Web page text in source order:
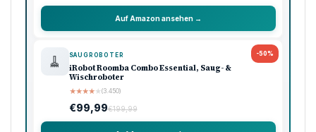
Auf Amazon ansehen →
-50%
🧹 SAUGROBOTER
iRobot Roomba Combo Essential, Saug- &
Wischroboter
★★★★★(3.450)
€99,99€199,99